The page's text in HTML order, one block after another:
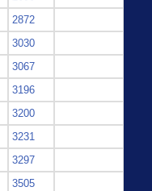
2872
3030
3067
3196
3200
3231
3297
3505